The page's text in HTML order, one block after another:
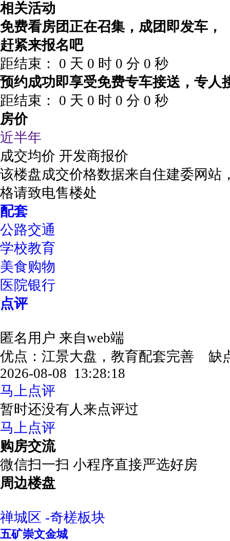
相关活动
免费看房团正在召集，成团即发车，
赶紧来报名吧
距结束：
0 天 0 时 0 分 0 秒
预约成功即享受免费专车接送，专人
距结束：
0 天 0 时 0 分 0 秒
房价
近半年
成交均价 开发商报价
该楼盘成交价格数据来自住建委网站
格请致电售楼处
配套
公路交通
学校教育
美食购物
医院银行
点评
匿名用户 来自web端
优点：江景大盘，教育配套完善
2026-08-08 13:28:18
马上点评
暂时还没有人来点评过
马上点评
购房交流
微信扫一扫 小程序直接严选好房
周边楼盘
禅城区 -奇槎板块
五矿崇文金城